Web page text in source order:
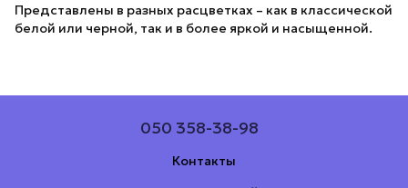
Представлены в разных расцветках – как в классической
белой или черной, так и в более яркой и насыщенной.
050 358-38-98
Контакты